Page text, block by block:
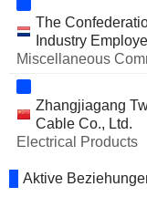
The
Industry
Miscellaneous
Zhangjiagang
Cable Co., Ltd.
Electrical Products
Aktive